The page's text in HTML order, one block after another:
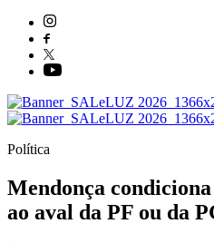
Política
Mendonça
ao aval da PF ou da